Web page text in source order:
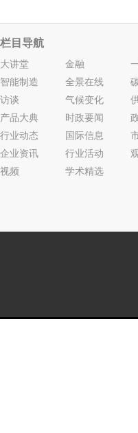
栏目导航
大讲堂 金融
智能制造
全景在线
访谈
气候变化
产品大典
时政要闻
行业动态
国际信息
企业资讯
行业活动
视频
学术精选